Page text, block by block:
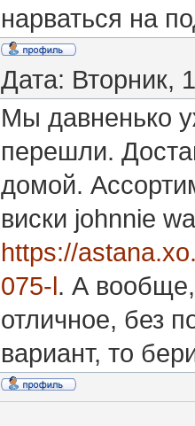
нарваться на
Дата: Вторник,
Мы давненько
перешли.
домой.
виски johnnie
https://
075-l. А
отличное, без
вариант, то